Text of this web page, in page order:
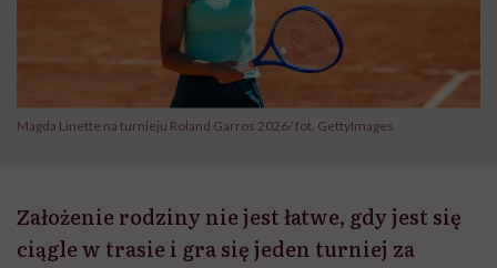
Magda Linette na turnieju Roland Garros 2026/ fot. GettyImages
Założenie rodziny nie jest łatwe, gdy jest się
ciągle w trasie i gra się jeden turniej za